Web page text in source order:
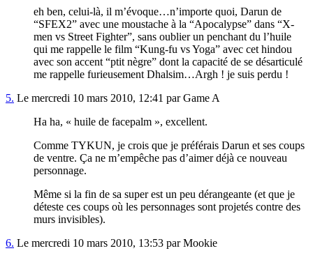
eh ben, celui-là, il m’évoque…n’importe quoi, Darun de
“SFEX2” avec une moustache à la “Apocalypse” dans “X-
men vs Street Fighter”, sans oublier un penchant du l’huile
qui me rappelle le film “Kung-fu vs Yoga” avec cet hindou
avec son accent “ptit nègre” dont la capacité de se désarticulé
me rappelle furieusement Dhalsim…Argh ! je suis perdu !
5. Le mercredi 10 mars 2010, 12:41 par Game A
Ha ha, « huile de facepalm », excellent.
Comme TYKUN, je crois que je préférais Darun et ses coups
de ventre. Ça ne m’empêche pas d’aimer déjà ce nouveau
personnage.
Même si la fin de sa super est un peu dérangeante (et que je
déteste ces coups où les personnages sont projetés contre des
murs invisibles).
6. Le mercredi 10 mars 2010, 13:53 par Mookie